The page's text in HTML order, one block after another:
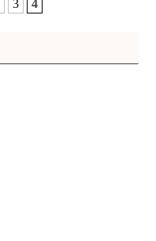
3 4